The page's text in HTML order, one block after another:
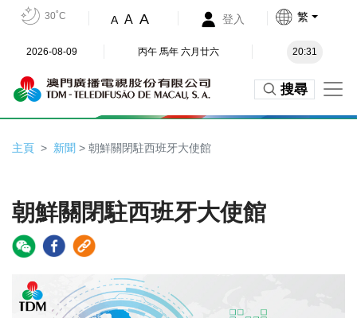
30˚C A A A 登入 繁
2026-08-09 丙午 馬年 六月廿六 20:31
搜尋
主頁 新聞 > 朝鮮關閉駐西班牙大使館
朝鮮關閉駐西班牙大使館